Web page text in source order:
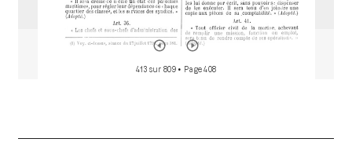
413 sur 809 • Page 408